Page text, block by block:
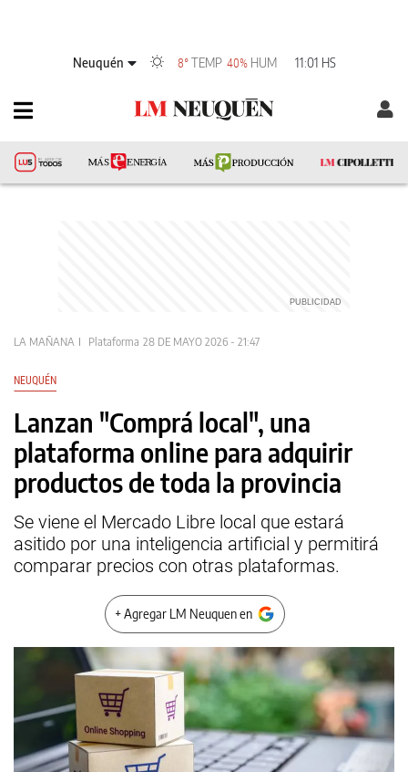
Neuquén 8° TEMP 40% HUM 11:01 HS
LA MAÑANA Plataforma 28 DE MAYO 2026 - 21:47
NEUQUÉN
Lanzan "Comprá local", una
plataforma online para adquirir
productos de toda la provincia
Se viene el Mercado Libre local que estará
asitido por una inteligencia artificial y permitirá
comparar precios con otras plataformas.
+ Agregar LM Neuquen en